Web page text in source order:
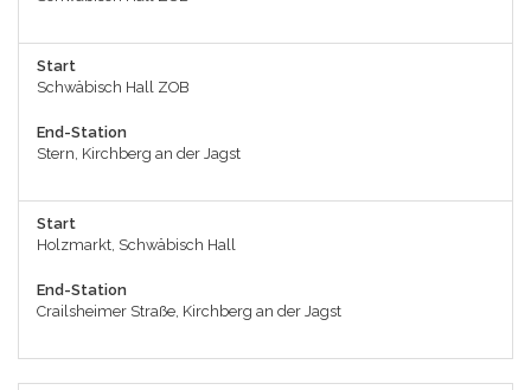
Start
Schwäbisch Hall ZOB
End-Station
Stern, Kirchberg an der Jagst
Start
Holzmarkt, Schwäbisch Hall
End-Station
Crailsheimer Straße, Kirchberg an der Jagst